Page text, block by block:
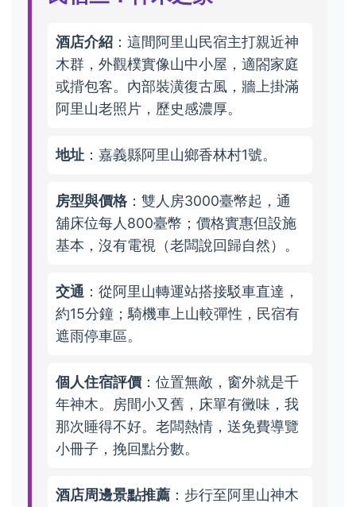
酒店介紹 ：這間阿里山民宿主打親近神
木群，外觀樸實像山中小屋，適閤家庭
或揹包客。內部裝潢復古風，牆上掛滿
阿里山老照片，歷史感濃厚。
地址 ：嘉義縣阿里山鄉香林村1號。
房型與價格：雙人房3000臺幣起，通
舖床位每人800臺幣；價格實惠但設施
基本，沒有電視（老闆說回歸自然）。
交通 ：從阿里山轉運站搭接駁車直達，
約15分鐘；騎機車上山較彈性，民宿有
遮雨停車區。
個人住宿評價 ：位置無敵，窗外就是千
年神木。房間小又舊，床單有黴味，我
那次睡得不好。老闆熱情，送免費導覽
小冊子，挽回點分數。
酒店周邊景點推薦 ：步行至阿里山神木